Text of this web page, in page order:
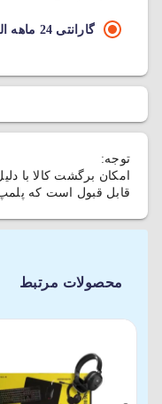
گارانتی 24 ماهه الماس رایان ایرانیان
توجه:
امکان برگشت کالا با
قابل قبول است که پلمپ
محصولات مرتبط